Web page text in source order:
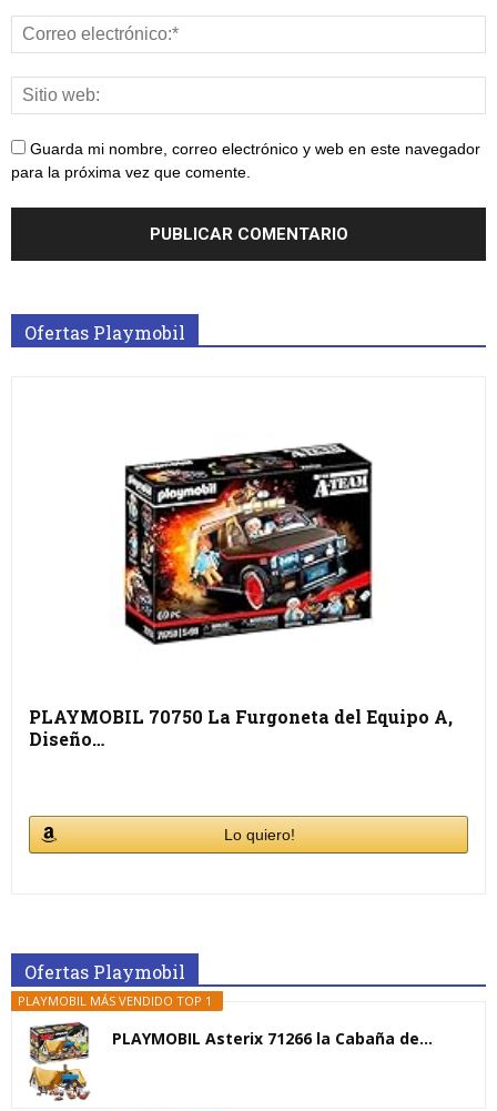
Guarda mi nombre, correo electrónico y web en este navegador
para la próxima vez que comente.
Ofertas Playmobil
PLAYMOBIL 70750 La Furgoneta del Equipo A,
Diseño…
Lo quiero!
Ofertas Playmobil
PLAYMOBIL MÁS VENDIDO TOP 1
PLAYMOBIL Asterix 71266 la Cabaña de...